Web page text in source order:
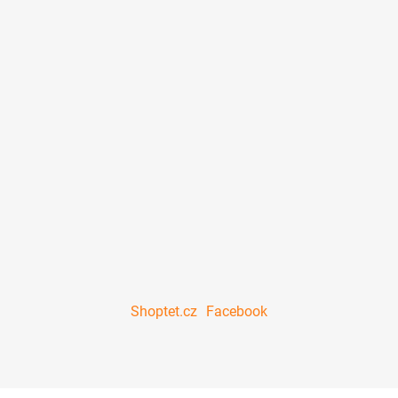
Shoptet.cz Facebook